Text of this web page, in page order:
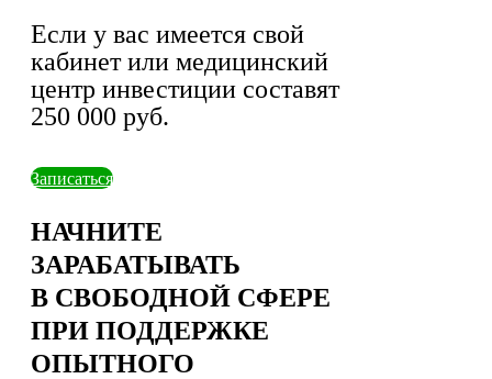
Если у вас имеется свой
кабинет или медицинский
центр инвестиции составят
250 000 руб.
Записаться
НАЧНИТЕ
ЗАРАБАТЫВАТЬ
В СВОБОДНОЙ СФЕРЕ
ПРИ ПОДДЕРЖКЕ
ОПЫТНОГО